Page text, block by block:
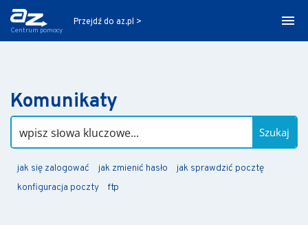
Centrum pomocy
Przejdź do az.pl >
Komunikaty
Szukaj
jak się zalogować jak zmienić hasło
jak sprawdzić pocztę
konfiguracja poczty
ftp